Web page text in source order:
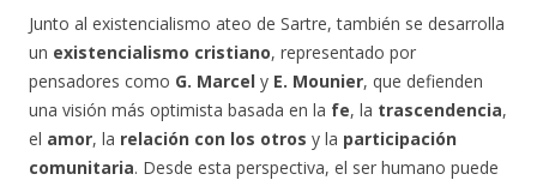
Junto al existencialismo ateo de Sartre, también se desarrolla
un existencialismo cristiano, representado por
pensadores como G. Marcel y E. Mounier, que defienden
una visión más optimista basada en la fe, la trascendencia,
el amor, la relación con los otros y la participación
comunitaria. Desde esta perspectiva, el ser humano puede